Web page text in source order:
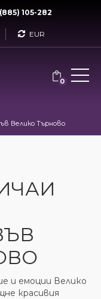
105-282
Currency
0
Велико Търново
и емоции Велико
красивия